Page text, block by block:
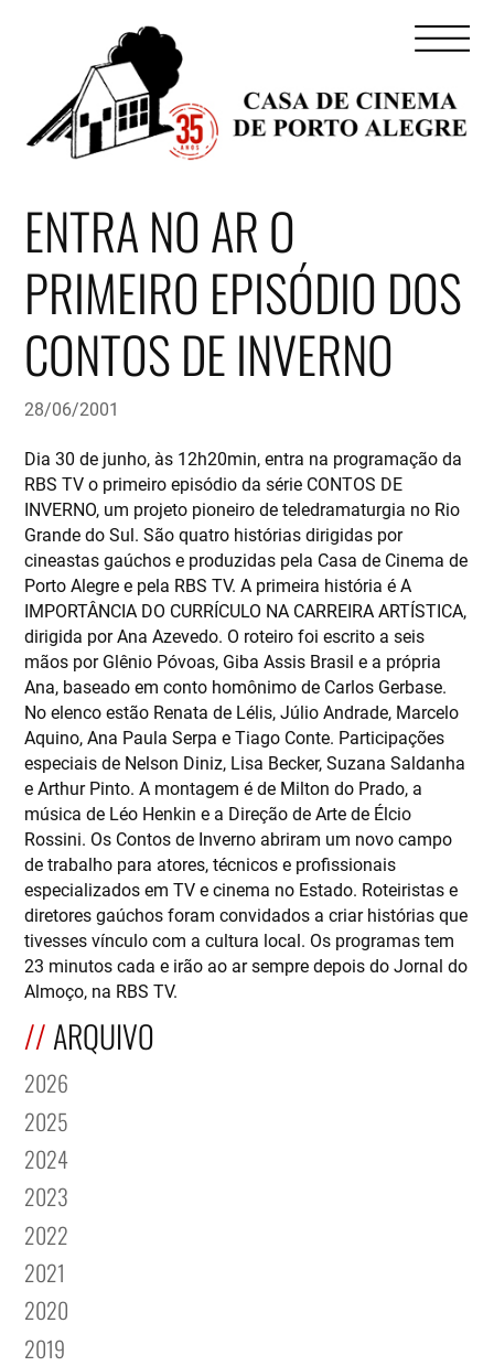
ENTRA NO AR O
PRIMEIRO EPISÓDIO DOS
CONTOS DE INVERNO
28/06/2001
Dia 30 de junho, às 12h20min, entra na programação da
RBS TV o primeiro episódio da série CONTOS DE
INVERNO, um projeto pioneiro de teledramaturgia no Rio
Grande do Sul. São quatro histórias dirigidas por
cineastas gaúchos e produzidas pela Casa de Cinema de
Porto Alegre e pela RBS TV. A primeira história é A
IMPORTÂNCIA DO CURRÍCULO NA CARREIRA ARTÍSTICA,
dirigida por Ana Azevedo. O roteiro foi escrito a seis
mãos por Glênio Póvoas, Giba Assis Brasil e a própria
Ana, baseado em conto homônimo de Carlos Gerbase.
No elenco estão Renata de Lélis, Júlio Andrade, Marcelo
Aquino, Ana Paula Serpa e Tiago Conte. Participações
especiais de Nelson Diniz, Lisa Becker, Suzana Saldanha
e Arthur Pinto. A montagem é de Milton do Prado, a
música de Léo Henkin e a Direção de Arte de Élcio
Rossini. Os Contos de Inverno abriram um novo campo
de trabalho para atores, técnicos e profissionais
especializados em TV e cinema no Estado. Roteiristas e
diretores gaúchos foram convidados a criar histórias que
tivesses vínculo com a cultura local. Os programas tem
23 minutos cada e irão ao ar sempre depois do Jornal do
Almoço, na RBS TV.
ARQUIVO
2026
2025
2024
2023
2022
2021
2020
2019